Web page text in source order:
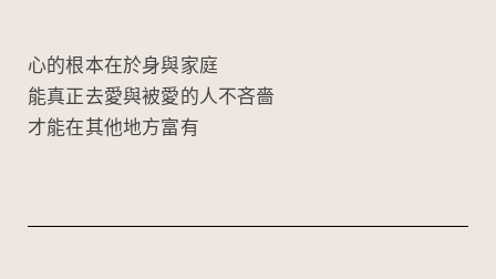
心的根本在於身與家庭
能真正去愛與被愛的人不吝嗇
才能在其他地方富有